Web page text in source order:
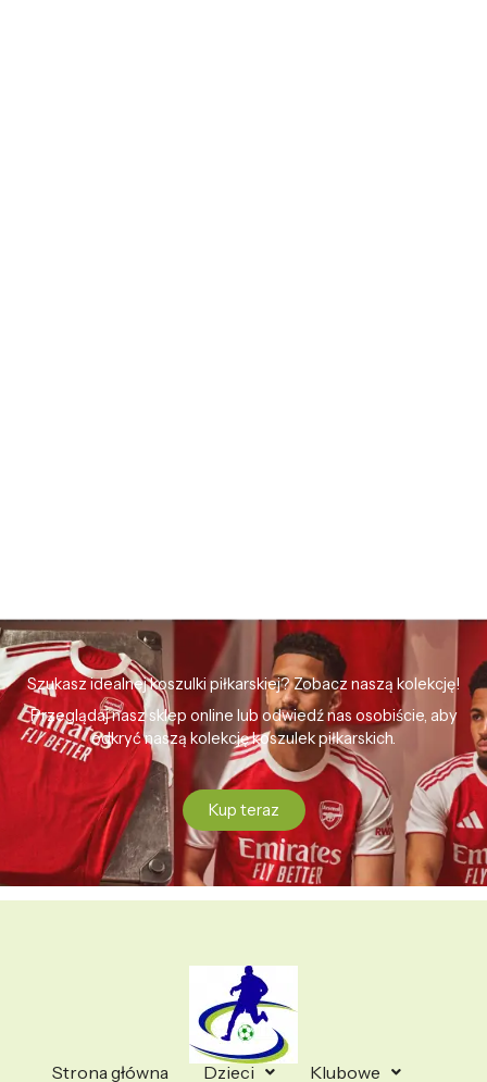
Szukasz idealnej koszulki piłkarskiej? Zobacz naszą kolekcję!
Przeglądaj nasz sklep online lub odwiedź nas osobiście, aby
odkryć naszą kolekcję koszulek piłkarskich.
Kup teraz
Strona główna Dzieci
Klubowe